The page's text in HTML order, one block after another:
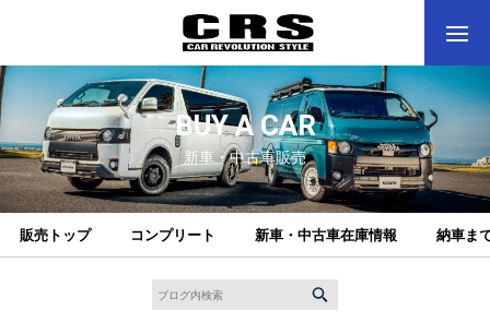
BUY A CAR
新車・中古車販売
販売トップ コンプリート 新車・中古車在庫情報 納車ま